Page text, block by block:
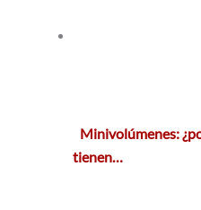
Minivolúmenes:
tienen…